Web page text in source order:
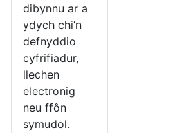
dibynnu ar a
ydych chi’n
defnyddio
cyfrifiadur,
llechen
electronig
neu ffôn
symudol.